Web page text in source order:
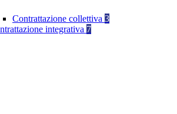
Contrattazione collettiva 3
integrativa 7